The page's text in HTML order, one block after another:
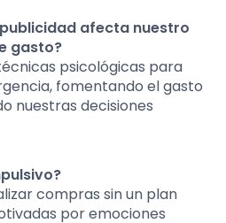
afecta nuestro
gasto?
psicológicas para
fomentando el gasto
nuestras decisiones
compras sin un plan
por emociones